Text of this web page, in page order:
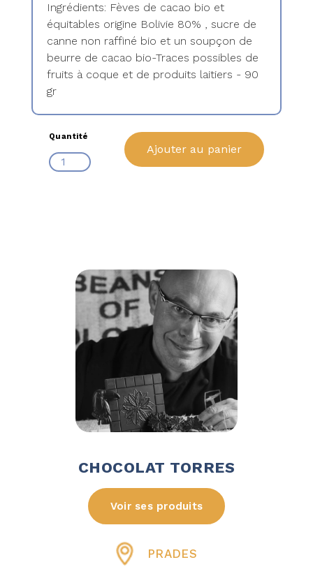
Ingrédients: Fèves de cacao bio et
équitables origine Bolivie 80% , sucre de
canne non raffiné bio et un soupçon de
beurre de cacao bio-Traces possibles de
fruits à coque et de produits laitiers - 90
gr
Quantité
Ajouter au panier
CHOCOLAT TORRES
Voir ses produits
PRADES